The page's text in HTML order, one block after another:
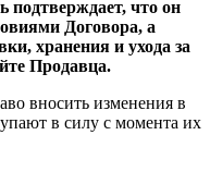
что он
Договора, а
хранения и ухода за
Продавца.
вносить изменения в
в силу с момента их